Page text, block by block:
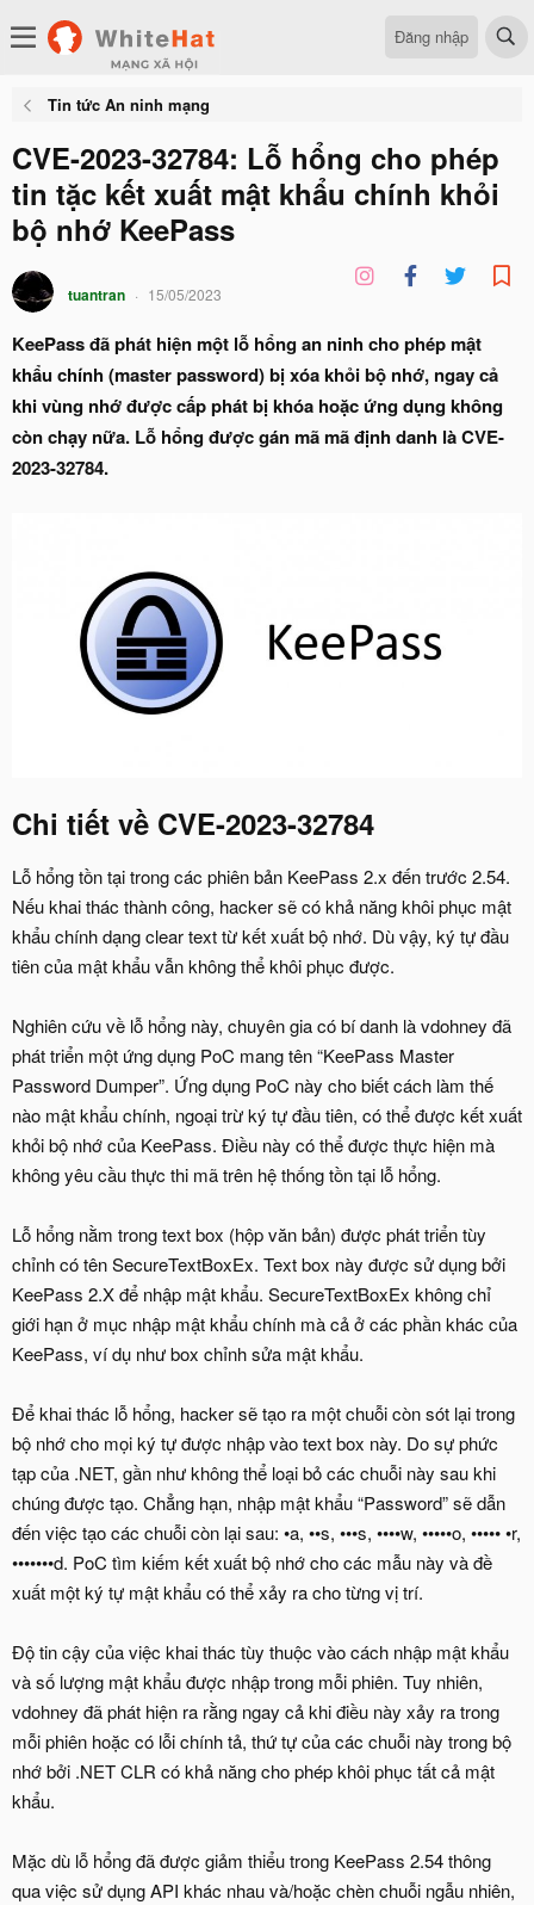
Đăng nhập
Tin tức An ninh mạng
CVE-2023-32784: Lỗ hổng cho phép
tin tặc kết xuất mật khẩu chính khỏi
bộ nhớ KeePass
tuantran 15/05/2023
KeePass đã phát hiện một lỗ hổng an ninh cho phép mật
khẩu chính (master password) bị xóa khỏi bộ nhớ, ngay cả
khi vùng nhớ được cấp phát bị khóa hoặc ứng dụng không
còn chạy nữa. Lỗ hổng được gán mã mã định danh là CVE-
2023-32784.
Chi tiết về CVE-2023-32784​
Lỗ hổng tồn tại trong các phiên bản KeePass 2.x đến trước 2.54.
Nếu khai thác thành công, hacker sẽ có khả năng khôi phục mật
khẩu chính dạng clear text từ kết xuất bộ nhớ. Dù vậy, ký tự đầu
tiên của mật khẩu vẫn không thể khôi phục được.
Nghiên cứu về lỗ hổng này, chuyên gia có bí danh là vdohney đã
phát triển một ứng dụng PoC mang tên “KeePass Master
Password Dumper”. Ứng dụng PoC này cho biết cách làm thế
nào mật khẩu chính, ngoại trừ ký tự đầu tiên, có thể được kết xuất
khỏi bộ nhớ của KeePass. Điều này có thể được thực hiện mà
không yêu cầu thực thi mã trên hệ thống tồn tại lỗ hổng.
Lỗ hổng nằm trong text box (hộp văn bản) được phát triển tùy
chỉnh có tên SecureTextBoxEx. Text box này được sử dụng bởi
KeePass 2.X để nhập mật khẩu. SecureTextBoxEx không chỉ
giới hạn ở mục nhập mật khẩu chính mà cả ở các phần khác của
KeePass, ví dụ như box chỉnh sửa mật khẩu.
Để khai thác lỗ hổng, hacker sẽ tạo ra một chuỗi còn sót lại trong
bộ nhớ cho mọi ký tự được nhập vào text box này. Do sự phức
tạp của .NET, gần như không thể loại bỏ các chuỗi này sau khi
chúng được tạo. Chẳng hạn, nhập mật khẩu “Password” sẽ dẫn
đến việc tạo các chuỗi còn lại sau: •a, ••s, •••s, ••••w, •••••o, ••••• •r,
•••••••d. PoC tìm kiếm kết xuất bộ nhớ cho các mẫu này và đề
xuất một ký tự mật khẩu có thể xảy ra cho từng vị trí.
Độ tin cậy của việc khai thác tùy thuộc vào cách nhập mật khẩu
và số lượng mật khẩu được nhập trong mỗi phiên. Tuy nhiên,
vdohney đã phát hiện ra rằng ngay cả khi điều này xảy ra trong
mỗi phiên hoặc có lỗi chính tả, thứ tự của các chuỗi này trong bộ
nhớ bởi .NET CLR có khả năng cho phép khôi phục tất cả mật
khẩu.
Mặc dù lỗ hổng đã được giảm thiểu trong KeePass 2.54 thông
qua việc sử dụng API khác nhau và/hoặc chèn chuỗi ngẫu nhiên,